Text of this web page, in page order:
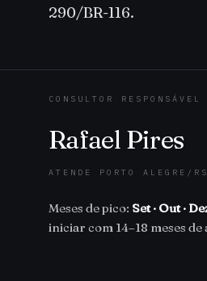
290/BR-116.
CONSULTOR RESPONSÁVEL
Rafael Pires
ATENDE PORTO ALEGRE/RS
Meses de pico: Set · Out ·
iniciar com 14–18 meses de